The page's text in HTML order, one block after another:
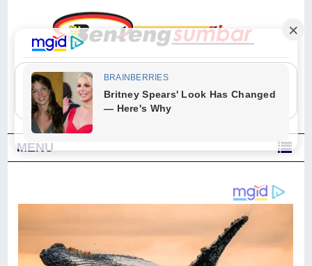
"Sesungguhnya Allah dan para malaikat-Nya berselawat untuk Nabi.
Wahai orang-orang yang beriman, berselawatlah kamu untuk Nabi dan
ucapkanlah salam dengan penuh penghormatan kepadanya." (Qs. Al
Ahzab Ayat 56)
MENU